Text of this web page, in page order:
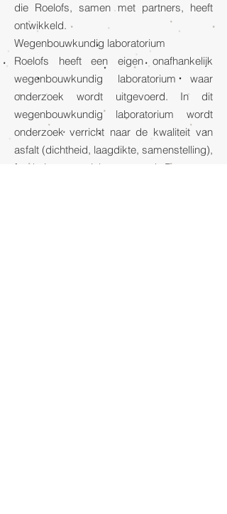
die Roelofs, samen met partners, heeft
ontwikkeld.
Wegenbouwkundig laboratorium
Roelofs heeft een eigen onafhankelijk
wegenbouwkundig laboratorium waar
onderzoek wordt uitgevoerd. In dit
wegenbouwkundig laboratorium wordt
onderzoek verricht naar de kwaliteit van
asfalt (dichtheid, laagdikte, samenstelling),
funderingsmaterialen en zand. Daarnaast